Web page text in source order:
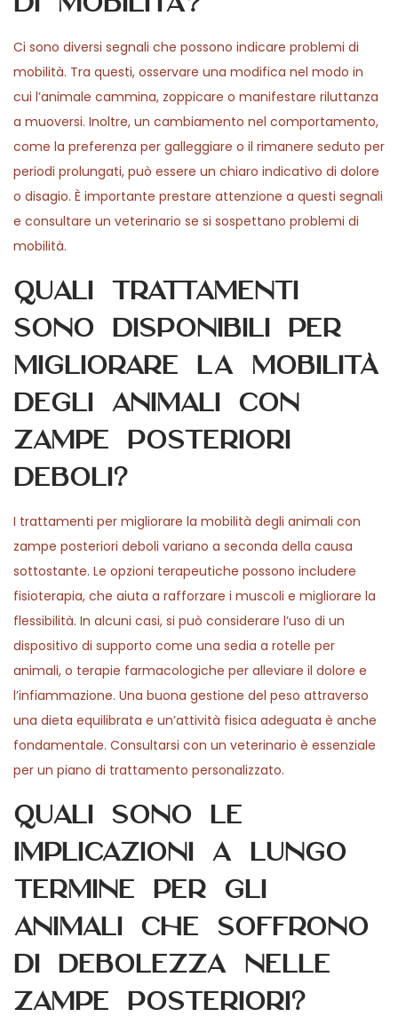
Ci sono diversi segnali che possono indicare problemi di
mobilità. Tra questi, osservare una modifica nel modo in
cui l’animale cammina, zoppicare o manifestare riluttanza
a muoversi. Inoltre, un cambiamento nel comportamento,
come la preferenza per galleggiare o il rimanere seduto per
periodi prolungati, può essere un chiaro indicativo di dolore
o disagio. È importante prestare attenzione a questi segnali
e consultare un veterinario se si sospettano problemi di
mobilità.
Quali trattamenti
sono disponibili per
migliorare la mobilità
degli animali con
zampe posteriori
deboli?
I trattamenti per migliorare la mobilità degli animali con
zampe posteriori deboli variano a seconda della causa
sottostante. Le opzioni terapeutiche possono includere
fisioterapia, che aiuta a rafforzare i muscoli e migliorare la
flessibilità. In alcuni casi, si può considerare l’uso di un
dispositivo di supporto come una sedia a rotelle per
animali, o terapie farmacologiche per alleviare il dolore e
l’infiammazione. Una buona gestione del peso attraverso
una dieta equilibrata e un’attività fisica adeguata è anche
fondamentale. Consultarsi con un veterinario è essenziale
per un piano di trattamento personalizzato.
Quali sono le
implicazioni a lungo
termine per gli
animali che soffrono
di debolezza nelle
zampe posteriori?